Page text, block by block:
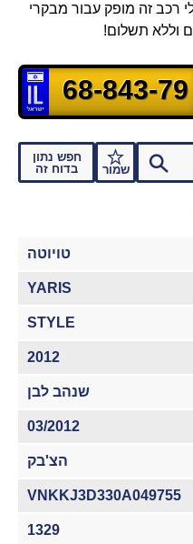
רכב זה מופק עבור מבקרי
וללא תשלום!
שמור
חפש נתון
בדוח זה
68-843-79
טויוטה
YARIS
STYLE
2012
שנהב לבן
03/2012
הצ'בק
VNKKJ3D330A049755
1329